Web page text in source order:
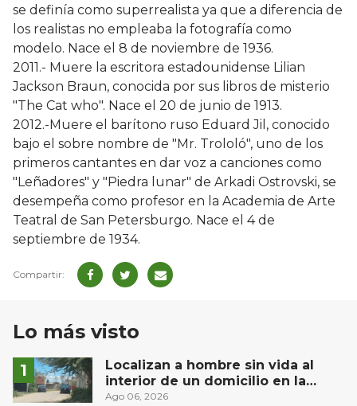
se definía como superrealista ya que a diferencia de
los realistas no empleaba la fotografía como
modelo. Nace el 8 de noviembre de 1936.
2011.- Muere la escritora estadounidense Lilian
Jackson Braun, conocida por sus libros de misterio
"The Cat who". Nace el 20 de junio de 1913.
2012.-Muere el barítono ruso Eduard Jil, conocido
bajo el sobre nombre de "Mr. Trololó", uno de los
primeros cantantes en dar voz a canciones como
"Leñadores" y "Piedra lunar" de Arkadi Ostrovski, se
desempeña como profesor en la Academia de Arte
Teatral de San Petersburgo. Nace el 4 de
septiembre de 1934.
Lo más visto
Localizan a hombre sin vida al
interior de un domicilio en la
comunidad El Rodeo, San Juan del
Ago 06, 2026